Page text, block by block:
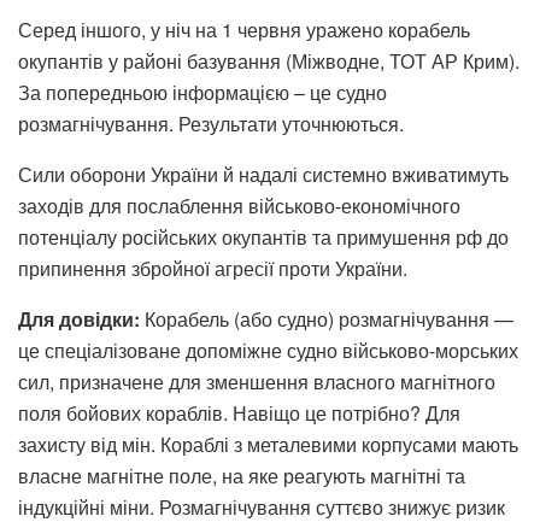
Серед іншого, у ніч на 1 червня уражено корабель
окупантів у районі базування (Міжводне, ТОТ АР Крим).
За попередньою інформацією – це судно
розмагнічування. Результати уточнюються.
Сили оборони України й надалі системно вживатимуть
заходів для послаблення військово-економічного
потенціалу російських окупантів та примушення рф до
припинення збройної агресії проти України.
Для довідки: Корабель (або судно) розмагнічування —
це спеціалізоване допоміжне судно військово-морських
сил, призначене для зменшення власного магнітного
поля бойових кораблів. Навіщо це потрібно? Для
захисту від мін. Кораблі з металевими корпусами мають
власне магнітне поле, на яке реагують магнітні та
індукційні міни. Розмагнічування суттєво знижує ризик